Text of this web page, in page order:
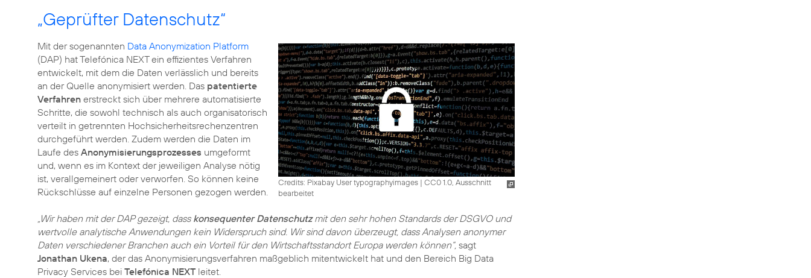
„Geprüfter Datenschutz“
Credits: Pixabay User typographyimages| CC0 1.0, Ausschnitt
bearbeitet
Mit der sogenannten Data Anonymization Platform
(DAP) hat Telefónica NEXT ein effizientes Verfahren
entwickelt, mit dem die Daten verlässlich und bereits
an der Quelle anonymisiert werden. Das patentierte
Verfahren erstreckt sich über mehrere automatisierte
Schritte, die sowohl technisch als auch organisatorisch
verteilt in getrennten Hochsicherheitsrechenzentren
durchgeführt werden. Zudem werden die Daten im
Laufe des Anonymisierungsprozesses umgeformt
und, wenn es im Kontext der jeweiligen Analyse nötig
ist, verallgemeinert oder verworfen. So können keine
Rückschlüsse auf einzelne Personen gezogen werden.
„Wir haben mit der DAP gezeigt, dass konsequenter Datenschutzmit den sehr hohen Standards der DSGVO und
wertvolle analytische Anwendungen kein Widerspruch sind. Wir sind davon überzeugt, dass Analysen anonymer
Daten verschiedener Branchen auch ein Vorteil für den Wirtschaftsstandort Europa werden können“, sagt
Jonathan Ukena, der das Anonymisierungsverfahren maßgeblich mitentwickelt hat und den Bereich Big Data
Privacy Services bei Telefónica NEXT leitet.